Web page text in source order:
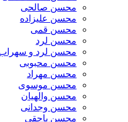
محسن صالحی
محسن علیزاده
محسن قمی
محسن لرد
محسن لرد و
محسن محبوبی
محسن مهراد
محسن موسوی
محسن والهیان
محسن وجدانی
محسن یاحقی